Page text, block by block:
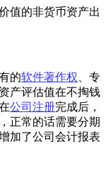
值的非货币资产出
的软件著作权 、专
产评估值在不掏钱
公司注册完成后，
正常的话需要分期
加了公司会计报表